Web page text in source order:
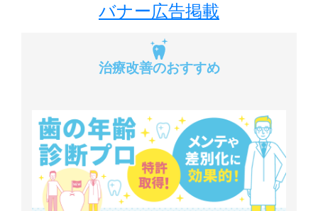
バナー広告掲載
治療改善のおすすめ